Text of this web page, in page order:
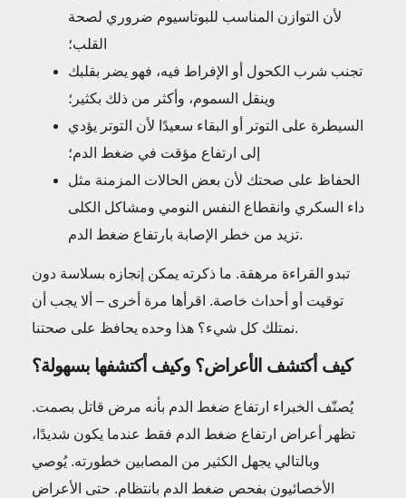
لأن التوازن المناسب للبوتاسيوم ضروري لصحة
القلب؛
تجنب شرب الكحول أو الإفراط فيه، فهو يضر بقلبك
وينقل السموم، وأكثر من ذلك بكثير؛
السيطرة على التوتر أو البقاء سعيدًا لأن التوتر يؤدي
إلى ارتفاع مؤقت في ضغط الدم؛
الحفاظ على صحتك لأن بعض الحالات المزمنة مثل
داء السكري وانقطاع النفس النومي ومشاكل الكلى
تزيد من خطر الإصابة بارتفاع ضغط الدم.
تبدو القراءة مرهقة. ما ذكرته يمكن إنجازه بسلاسة دون
توقيت أو أحداث خاصة. اقرأها مرة أخرى – ألا يجب أن
نمتلك كل شيء؟ هذا وحده يحافظ على صحتنا.
كيف أكتشف الأعراض؟ وكيف أكتشفها بسهولة؟
يُصنّف الخبراء ارتفاع ضغط الدم بأنه مرض قاتل بصمت.
تظهر أعراض ارتفاع ضغط الدم فقط عندما يكون شديدًا،
وبالتالي يجهل الكثير من المصابين خطورته. يُوصي
الأخصائيون بفحص ضغط الدم بانتظام. حتى الأعراض